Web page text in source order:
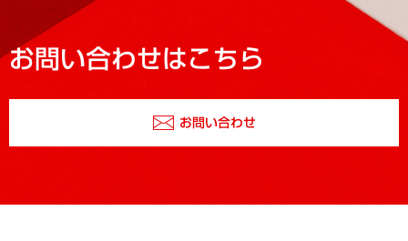
お問い合わせはこちら
お問い合わせ